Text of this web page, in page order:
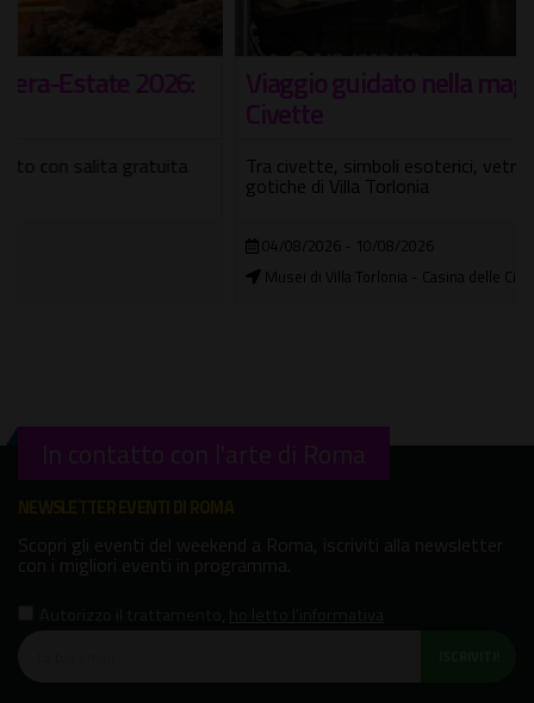
Viaggio guidato nella magica Casina delle
Tra civette, simboli esoterici, vetrate Liberty e suggestioni
gotiche di Villa Torlonia
Musei di Villa Torlonia - Casina delle Civette
In contatto con l'arte di Roma